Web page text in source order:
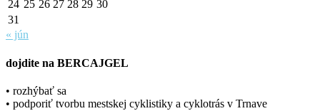
24 25 26 27 28 29 30
31
« jún
dojdite na BERCAJGEL
• rozhýbať sa
• podporiť tvorbu mestskej cyklistiky a cyklotrás v Trnave